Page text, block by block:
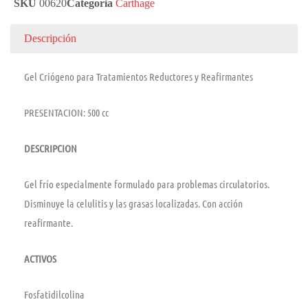
SKU 00620Categoría Carthage
Descripción
Gel Criógeno para Tratamientos Reductores y Reafirmantes
PRESENTACION: 500 cc
DESCRIPCION
Gel frío especialmente formulado para problemas circulatorios.
Disminuye la celulitis y las grasas localizadas. Con acción
reafirmante.
ACTIVOS
Fosfatidilcolina